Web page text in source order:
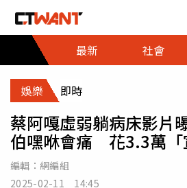
最新
社會
娛樂 即時
蔡阿嘎虛弱躺病床影片
伯嘿咻會痛 花3.3萬「
編輯： 網編組
2025-02-11 14:45